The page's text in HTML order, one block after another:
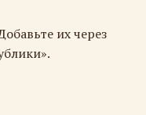
их через